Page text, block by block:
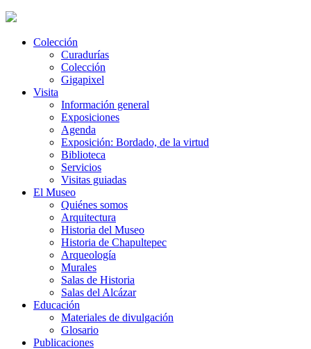
Colección
Curadurías
Colección
Gigapixel
Visita
Información general
Exposiciones
Agenda
Exposición: Bordado, de la virtud
Biblioteca
Servicios
Visitas guiadas
El Museo
Quiénes somos
Arquitectura
Historia del Museo
Historia de Chapultepec
Arqueología
Murales
Salas de Historia
Salas del Alcázar
Educación
Materiales de divulgación
Glosario
Publicaciones